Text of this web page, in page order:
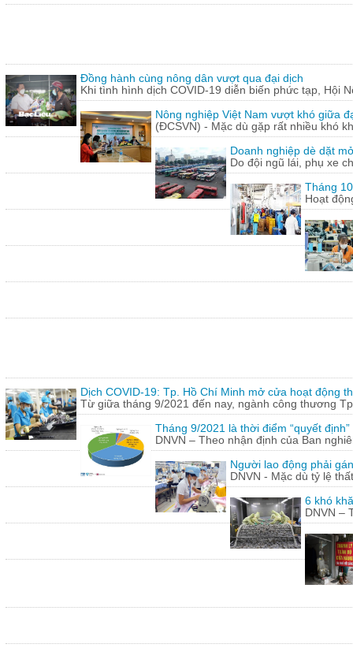
Đồng hành cùng nông dân vượt qua đại dịch
Khi tình hình dịch COVID-19 diễn biến phức tạp, Hội
Nông nghiệp Việt Nam vượt khó giữa
(ĐCSVN) - Mặc dù gặp rất nhiều khó
Doanh nghiệp dè dặt
Do đội ngũ lái, phụ xe
Tháng
Hoạt
Dịch COVID-19: Tp. Hồ Chí Minh mở cửa hoạt động
Từ giữa tháng 9/2021 đến nay, ngành công thương
Tháng 9/2021 là thời điểm “quyết
DNVN – Theo nhận định của Ban
Người lao động phải
DNVN - Mặc dù tỷ lệ
6 khó
DNVN –